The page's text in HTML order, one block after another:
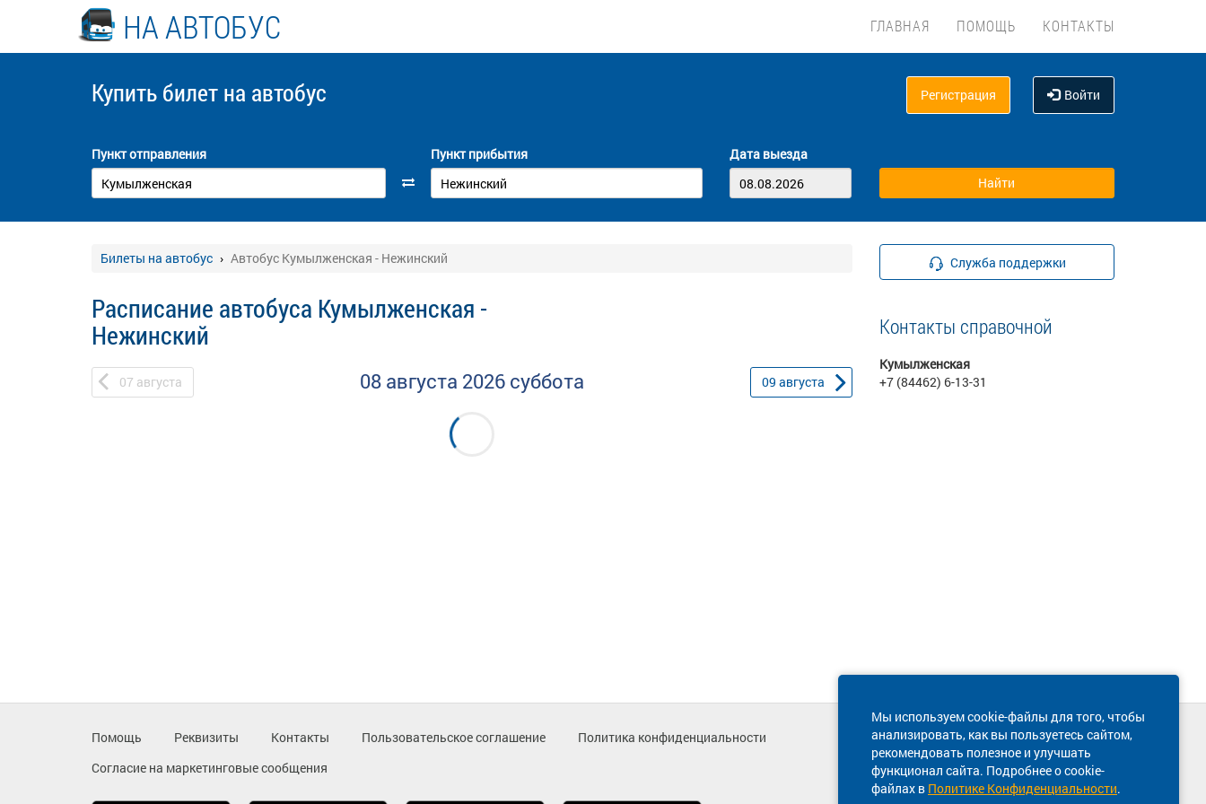
НА АВТОБУС ГЛАВНАЯ ПОМОЩЬ КОНТАКТЫ
Купить билет на автобус Регистрация Войти
Пункт отправления Пункт прибытия Дата выезда
Билеты на автобус Автобус Кумылженская - Нежинский
Расписание автобуса Кумылженская -
Нежинский
07 августа 08 августа 2026 суббота 09 августа
Служба поддержки
Контакты справочной
Кумылженская
+7 (84462) 6-13-31
Мы используем cookie-файлы для того, чтобы
анализировать, как вы пользуетесь сайтом,
рекомендовать полезное и улучшать
функционал сайта. Подробнее о cookie-
файлах в Политике Конфиденциальности.
Помощь Реквизиты Контакты Пользовательское соглашение
Политика конфиденциальности
Согласие на маркетинговые сообщения
Техническая поддержка сайта
8 800 600-03-38